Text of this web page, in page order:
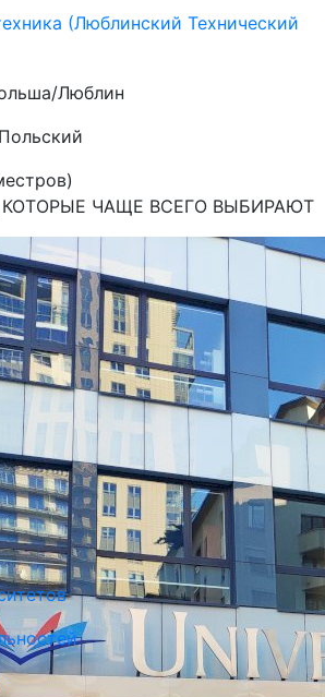
(Люблинский Технический
Люблин
Польский
ЧАЩЕ ВСЕГО ВЫБИРАЮТ